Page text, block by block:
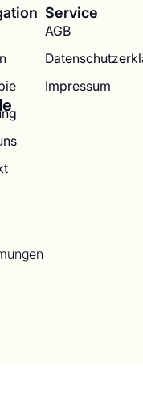
Service
AGB
Impressum